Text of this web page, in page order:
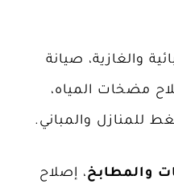
والغازية، صيانة
مضخات المياه،
للمنازل والمباني.
والمطابخ، إصلاح